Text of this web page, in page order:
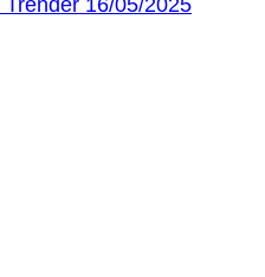
Trender 16/05/2025